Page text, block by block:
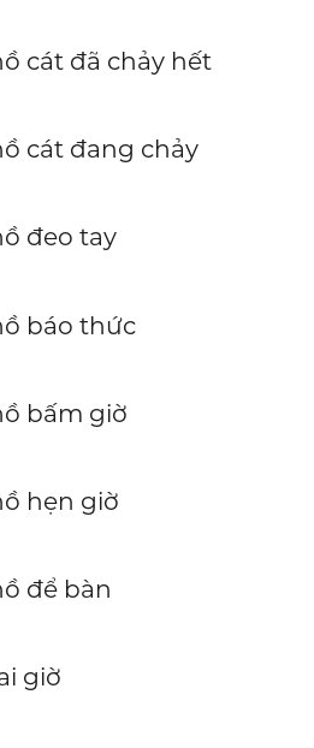
cát đã chảy hết
cát đang chảy
đeo tay
báo thức
bấm giờ
hẹn giờ
để bàn
giờ